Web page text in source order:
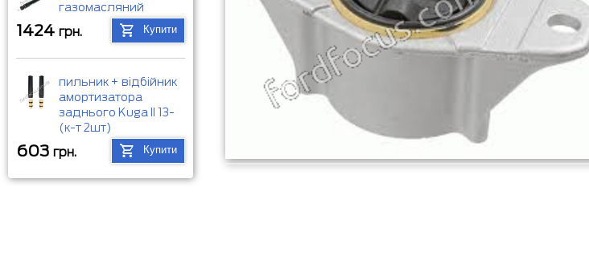
газомасляний
1424 грн. Купити
пильник + відбійник
амортизатора
заднього Kuga II 13-
(к-т 2шт)
603 грн. Купити